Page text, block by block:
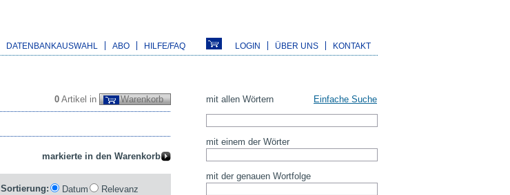
DATENBANKAUSWAHL ABO HILFE/FAQ LOGIN ÜBER UNS KONTAKT
0 Artikel in Warenkorb
Sortierung: Datum
Relevanz
mit allen Wörtern Einfache Suche
mit einem der Wörter
mit der genauen Wortfolge